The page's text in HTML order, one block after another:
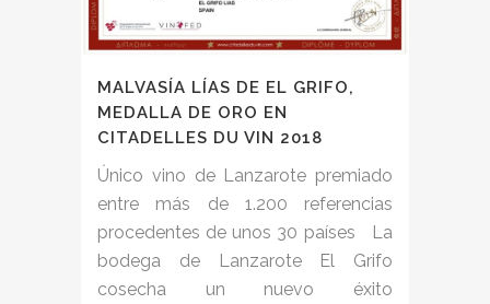
MALVASÍA LÍAS DE EL GRIFO,
MEDALLA DE ORO EN
CITADELLES DU VIN 2018
Único vino de Lanzarote premiado
entre más de 1.200 referencias
procedentes de unos 30 países La
bodega de Lanzarote El Grifo
cosecha un nuevo éxito